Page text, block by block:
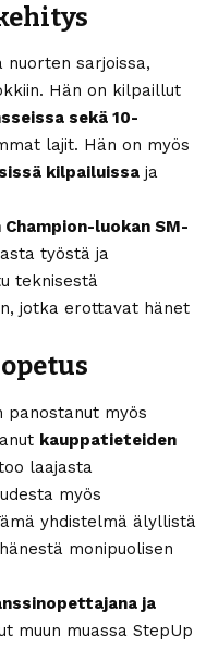
nuorten sarjoissa,
Hän on kilpaillut
sekä 10-
lajit. Hän on myös
kilpailuissa ja
luokan SM-
työstä ja
teknisestä
jotka erottavat hänet
panostanut myös
kauppatieteiden
laajasta
myös
yhdistelmä älyllistä
monipuolisen
ja
muun muassa StepUp